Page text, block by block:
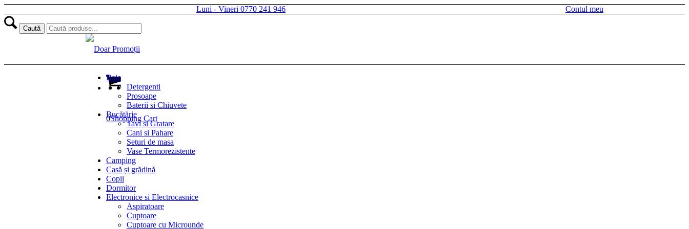
Luni - Vineri 0770 241 946 Contul meu
0Shopping Cart
Baie
Detergenti
Prosoape
Baterii si Chiuvete
Bucătărie
Tavi si Gratare
Cani si Pahare
Seturi de masa
Vase Termorezistente
Camping
Casă și grădină
Copii
Dormitor
Electronice si Electrocasnice
Aspiratoare
Cuptoare
Cuptoare cu Microunde